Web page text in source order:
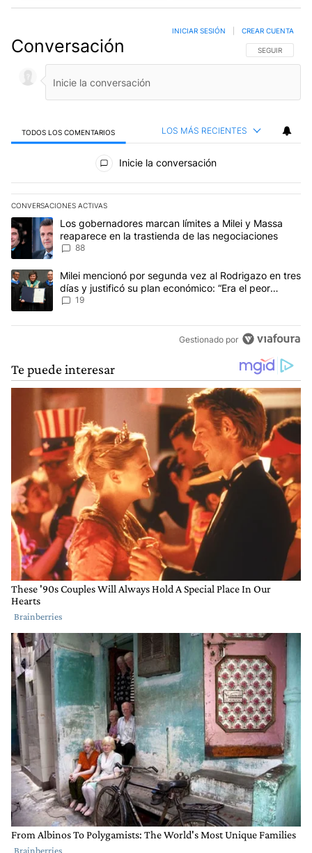
Conversación SIGA ESTA
SEGUIR
INICIAR SESIÓN CREAR CUENTA
TODOS LOS COMENTARIOS LOS MÁS RECIENTES
Todos los comentarios
Inicie la conversación
CONVERSACIONES ACTIVAS
Este listado muestra los artículos con más comentarios en los
Un artículo de tendencia con el título "Los gobernadores
Los gobernadores marcan límites a Milei y Massa
reaparece en la trastienda de las negociaciones
88
Un artículo de tendencia con el título "Milei mencionó por
Milei mencionó por segunda vez al Rodrigazo en tres
días y justificó su plan económico: “Era el peor
escenario posible”
19
Gestionado por